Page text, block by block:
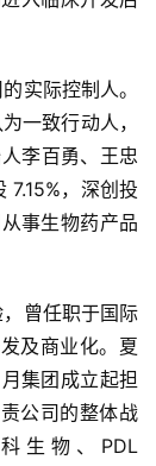
实际控制人。
一致行动人，
李百勇、王忠
7.15%，深创投
事生物药产品
曾任职于国际
及商业化。夏
集团成立起担
公司的整体战
生物、PDL